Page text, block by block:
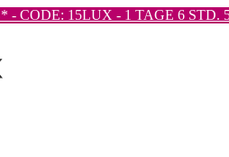
- CODE: 15LUX - 1 TAGE 6 STD.